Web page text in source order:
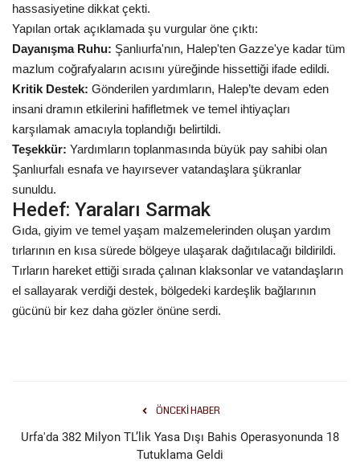
hassasiyetine dikkat çekti.
Yapılan ortak açıklamada şu vurgular öne çıktı:
Dayanışma Ruhu: Şanlıurfa'nın, Halep'ten Gazze'ye kadar tüm
mazlum coğrafyaların acısını yüreğinde hissettiği ifade edildi.
Kritik Destek: Gönderilen yardımların, Halep’te devam eden
insani dramın etkilerini hafifletmek ve temel ihtiyaçları
karşılamak amacıyla toplandığı belirtildi.
Teşekkür: Yardımların toplanmasında büyük pay sahibi olan
Şanlıurfalı esnafa ve hayırsever vatandaşlara şükranlar
sunuldu.
Hedef: Yaraları Sarmak
Gıda, giyim ve temel yaşam malzemelerinden oluşan yardım
tırlarının en kısa sürede bölgeye ulaşarak dağıtılacağı bildirildi.
Tırların hareket ettiği sırada çalınan klaksonlar ve vatandaşların
el sallayarak verdiği destek, bölgedeki kardeşlik bağlarının
gücünü bir kez daha gözler önüne serdi.
ÖNCEKI HABER
Urfa'da 382 Milyon TL’lik Yasa Dışı Bahis Operasyonunda 18
Tutuklama Geldi